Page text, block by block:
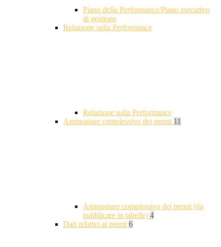
Piano della Performance/Piano esecutivo
di gestione
Relazione sulla Performance
Relazione sulla Performance
Ammontare complessivo dei premi 11
Ammontare complessivo dei premi (da
pubblicare in tabelle) 4
Dati relativi ai premi 6